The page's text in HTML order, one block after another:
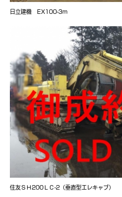
日立建機 EX100-3ｍ
住友ＳＨ200ＬＣ-2（垂直型エレキャブ）